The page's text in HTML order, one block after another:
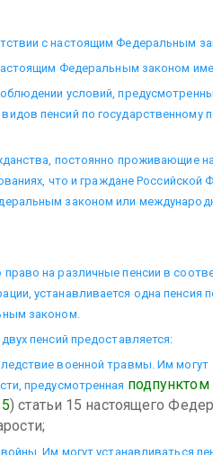
с настоящим Федеральным
Федеральным законом
условий,
пенсий по государственному
постоянно проживающие
что и граждане Российской
законом или
на различные пенсии в
устанавливается одна пенсия
законом.
пенсий предоставляется:
военной травмы. Им могут
предусмотренная подпунктом
) статьи 15 настоящего
Им могут устанавливаться